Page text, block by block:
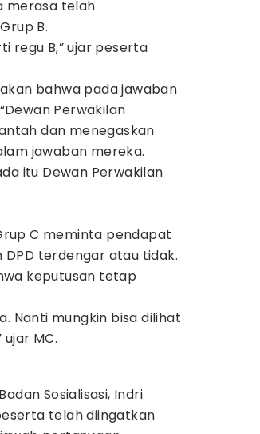
merasa telah
B.
regu B,” ujar peserta
bahwa pada jawaban
Perwakilan
dan menegaskan
jawaban mereka.
itu Dewan Perwakilan
C meminta pendapat
terdengar atau tidak.
keputusan tetap
Nanti mungkin bisa dilihat
MC.
Sosialisasi, Indri
telah diingatkan